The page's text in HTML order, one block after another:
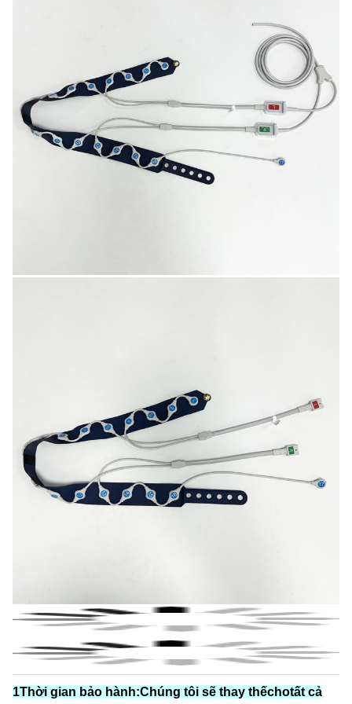
1Thời gian bảo hành:Chúng tôi sẽ thay thếchotất cả